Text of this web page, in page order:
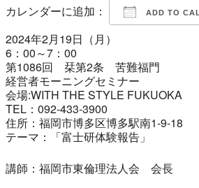
カレンダーに追加：
ADD TO
Download ICSGoogle Calendar
iCalendar
2024年2月19日（月）
6：00～7：00
第1086回 栞第2条 苦難福門
経営者モーニングセミナー
会場:WITH THE STYLE FUKUOKA
TEL：092-433-3900
住所：福岡市博多区博多駅南1-9-18
テーマ：「富士研体験報告」
講師：福岡市東倫理法人会 会長